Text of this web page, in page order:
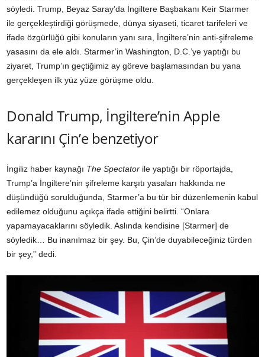
söyledi. Trump, Beyaz Saray’da İngiltere Başbakanı Keir Starmer
ile gerçekleştirdiği görüşmede, dünya siyaseti, ticaret tarifeleri ve
ifade özgürlüğü gibi konuların yanı sıra, İngiltere’nin anti-şifreleme
yasasını da ele aldı. Starmer’in Washington, D.C.’ye yaptığı bu
ziyaret, Trump’ın geçtiğimiz ay göreve başlamasından bu yana
gerçekleşen ilk yüz yüze görüşme oldu.
Donald Trump, İngiltere’nin Apple
kararını Çin’e benzetiyor
İngiliz haber kaynağı The Spectator ile yaptığı bir röportajda,
Trump’a İngiltere’nin şifreleme karşıtı yasaları hakkında ne
düşündüğü sorulduğunda, Starmer’a bu tür bir düzenlemenin kabul
edilemez olduğunu açıkça ifade ettiğini belirtti. “Onlara
yapamayacaklarını söyledik. Aslında kendisine [Starmer] de
söyledik… Bu inanılmaz bir şey. Bu, Çin’de duyabileceğiniz türden
bir şey,” dedi.